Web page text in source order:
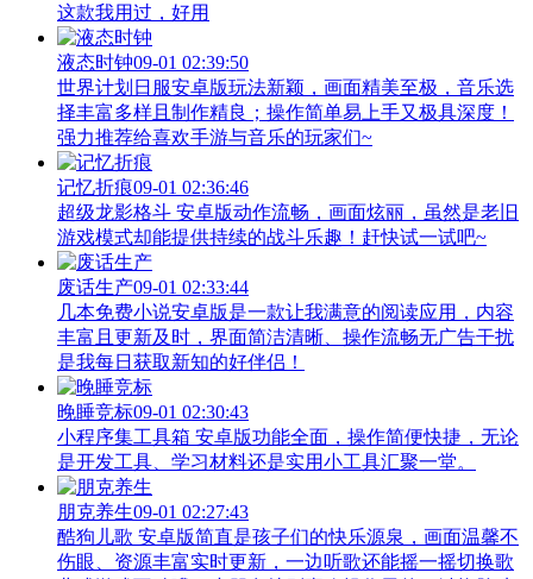
这款我用过，好用
液态时钟09-01 02:39:50
世界计划日服安卓版玩法新颖，画面精美至极，音乐选
择丰富多样且制作精良；操作简单易上手又极具深度！
强力推荐给喜欢手游与音乐的玩家们~
记忆折痕09-01 02:36:46
超级龙影格斗 安卓版动作流畅，画面炫丽，虽然是老旧
游戏模式却能提供持续的战斗乐趣！赶快试一试吧~
废话生产09-01 02:33:44
几本免费小说安卓版是一款让我满意的阅读应用，内容
丰富且更新及时，界面简洁清晰、操作流畅无广告干扰
是我每日获取新知的好伴侣！
晚睡竞标09-01 02:30:43
小程序集工具箱 安卓版功能全面，操作简便快捷，无论
是开发工具、学习材料还是实用小工具汇聚一堂。
朋克养生09-01 02:27:43
酷狗儿歌 安卓版简直是孩子们的快乐源泉，画面温馨不
伤眼、资源丰富实时更新，一边听歌还能摇一摇切换歌